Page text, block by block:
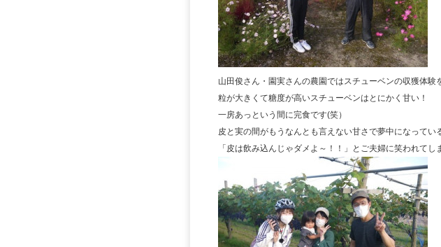
山田俊さん・園実さんの農園ではスチューベンの収獲体験
粒が大きくて糖度が高いスチューベンはとにかく甘い！
一房あっという間に完食です(笑）
皮と実の間がもうなんとも言えない甘さで夢中になってい
「皮は飲み込んじゃダメよ～！！」とご夫婦に笑われてし